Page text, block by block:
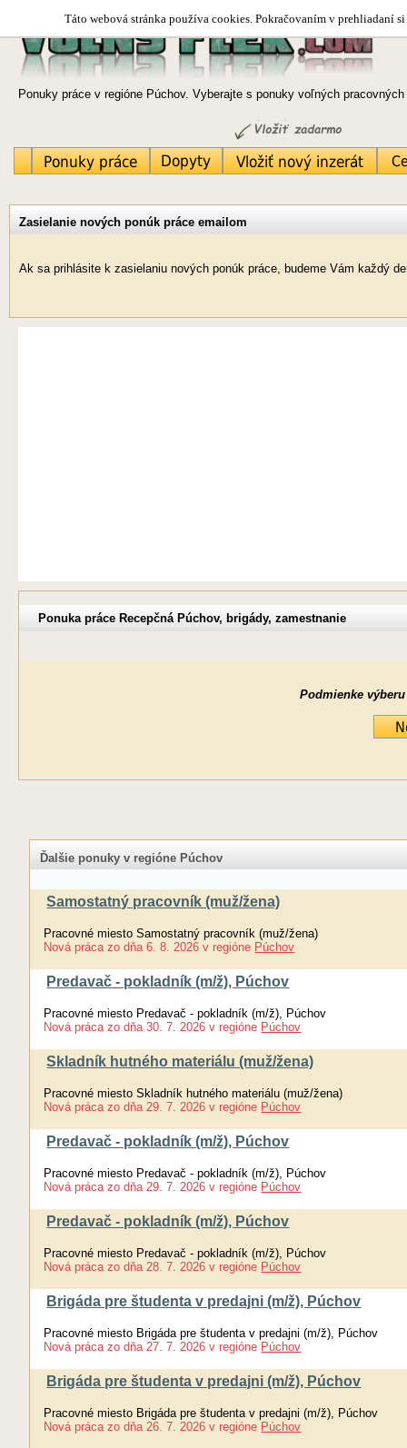
Táto webová stránka používa cookies. Pokračovaním v prehliadaní
Ponuky práce v regióne Púchov. Vyberajte s ponuky voľných
Zasielanie nových ponúk práce emailom
Ak sa prihlásite k zasielaniu nových ponúk práce, budeme Vám každý
Ponuka práce Recepčná Púchov, brigády, zamestnanie
Podmienke výberu
Ďalšie ponuky v regióne Púchov
Samostatný pracovník (muž/žena)
Pracovné miesto Samostatný pracovník (muž/žena)
Nová práca zo dňa 6. 8. 2026 v regióne Púchov
Predavač - pokladník (m/ž), Púchov
Pracovné miesto Predavač - pokladník (m/ž), Púchov
Nová práca zo dňa 30. 7. 2026 v regióne Púchov
Skladník hutného materiálu (muž/žena)
Pracovné miesto Skladník hutného materiálu (muž/žena)
Nová práca zo dňa 29. 7. 2026 v regióne Púchov
Predavač - pokladník (m/ž), Púchov
Pracovné miesto Predavač - pokladník (m/ž), Púchov
Nová práca zo dňa 29. 7. 2026 v regióne Púchov
Predavač - pokladník (m/ž), Púchov
Pracovné miesto Predavač - pokladník (m/ž), Púchov
Nová práca zo dňa 28. 7. 2026 v regióne Púchov
Brigáda pre študenta v predajni (m/ž), Púchov
Pracovné miesto Brigáda pre študenta v predajni (m/ž), Púchov
Nová práca zo dňa 27. 7. 2026 v regióne Púchov
Brigáda pre študenta v predajni (m/ž), Púchov
Pracovné miesto Brigáda pre študenta v predajni (m/ž), Púchov
Nová práca zo dňa 26. 7. 2026 v regióne Púchov